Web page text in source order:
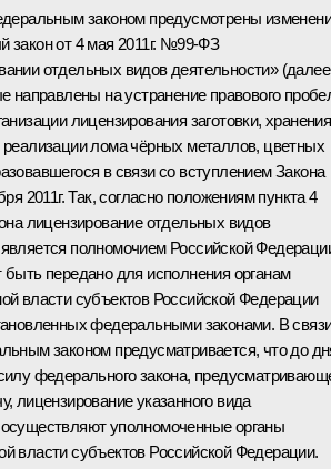
законом предусмотрены
закон от 4 мая 2011г. №99-ФЗ
отдельных видов деятельности»
направлены на устранение правового
лицензирования заготовки,
реализации лома чёрных металлов, цветных
в связи со вступлением Закона
2011г. Так, согласно положениям пункта 4
лицензирование отдельных видов
полномочием Российской
быть передано для исполнения органам
власти субъектов Российской Федерации
федеральными законами. В
законом предусматривается, что до
федерального закона,
лицензирование указанного вида
уполномоченные органы
власти субъектов Российской Федерации.